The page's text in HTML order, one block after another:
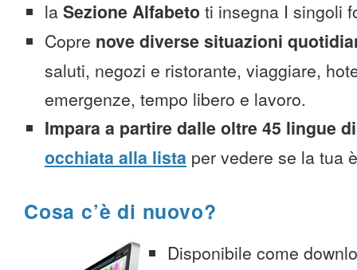
la Sezione Alfabeto ti insegna I singoli
Copre nove diverse situazioni
saluti, negozi e ristorante, viaggiare,
emergenze, tempo libero e lavoro.
Impara a partire dalle oltre 45 lingue
occhiata alla lista per vedere se la tua
Cosa c’è di nuovo?
Disponibile come